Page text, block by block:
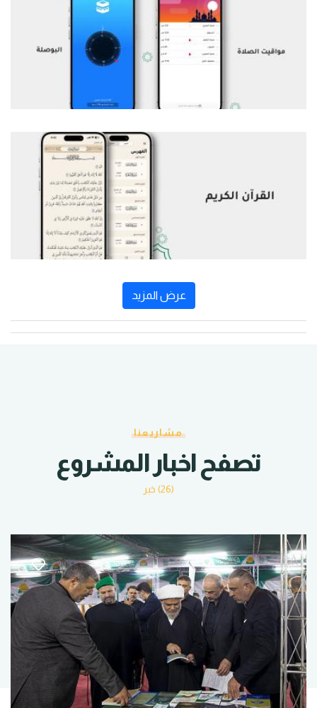
عرض المزيد
مشاريعنا
تصفح اخبار المشروع
(26) خبر